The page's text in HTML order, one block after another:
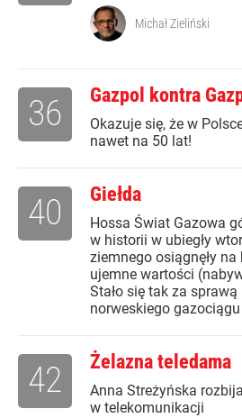
Michał Zieliński
Gazpol kontra
Okazuje się, że w
nawet na 50 lat!
36
Giełda
Hossa Świat Gazowa
w historii w ubiegły
ziemnego osiągnęły
ujemne wartości
Stało się tak za
norweskiego
40
Żelazna teledama
Anna Streżyńska
w telekomunikacji
42